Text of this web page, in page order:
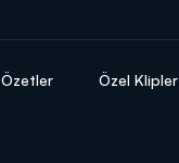
Özetler Özel Klipler